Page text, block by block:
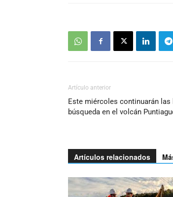
Artículo anterior
Este miércoles continuarán las
búsqueda en el volcán
Artículos relacionados